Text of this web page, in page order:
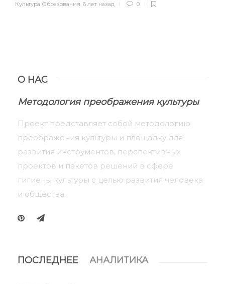
Культура Образования, 6 лет назад 0
О НАС
Методология преображения культуры
Проект представляет собой методологию
преображения культуры и площадку для
развития инструментов, перспективных
проектов и пакетов решений в сфере
гигиены культуры с целью развития человека
и общества.
ПОСЛЕДНЕЕ АНАЛИТИКА